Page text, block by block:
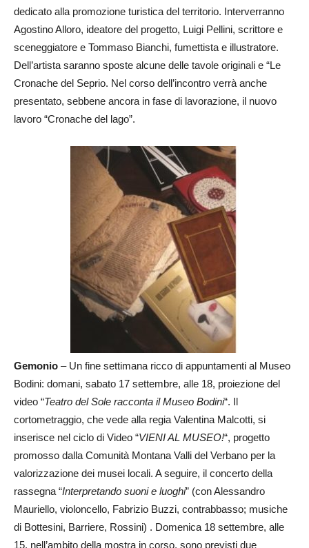
dedicato alla promozione turistica del territorio. Interverranno
Agostino Alloro, ideatore del progetto, Luigi Pellini, scrittore e
sceneggiatore e Tommaso Bianchi, fumettista e illustratore.
Dell’artista saranno sposte alcune delle tavole originali e “Le
Cronache del Seprio. Nel corso dell’incontro verrà anche
presentato, sebbene ancora in fase di lavorazione, il nuovo
lavoro “Cronache del lago”.
Gemonio – Un fine settimana ricco di appuntamenti al Museo
Bodini: domani, sabato 17 settembre, alle 18, proiezione del
video “Teatro del Sole racconta il Museo Bodini“. Il
cortometraggio, che vede alla regia Valentina Malcotti, si
inserisce nel ciclo di Video “VIENI AL MUSEO!“, progetto
promosso dalla Comunità Montana Valli del Verbano per la
valorizzazione dei musei locali. A seguire, il concerto della
rassegna “Interpretando suoni e luoghi” (con Alessandro
Mauriello, violoncello, Fabrizio Buzzi, contrabbasso; musiche
di Bottesini, Barriere, Rossini) . Domenica 18 settembre, alle
15, nell’ambito della mostra in corso, sono previsti due